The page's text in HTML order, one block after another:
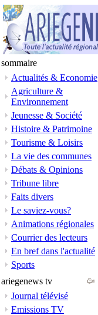
sommaire
Actualités & Economie
Agriculture &
Environnement
Jeunesse & Société
Histoire & Patrimoine
Tourisme & Loisirs
La vie des communes
Débats & Opinions
Tribune libre
Faits divers
Le saviez-vous?
Animations régionales
Courrier des lecteurs
En bref dans l'actualité
Sports
ariegenews tv
Journal télévisé
Emissions TV